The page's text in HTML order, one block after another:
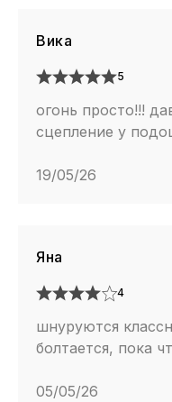
Вика
5
огонь просто!!!
сцепление у
19/05/26
Яна
4
шнуруются
болтается, пока
05/05/26